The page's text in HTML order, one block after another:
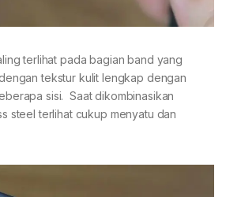
terlihat pada bagian band yang
tekstur kulit lengkap dengan
sisi. Saat dikombinasikan
steel terlihat cukup menyatu dan